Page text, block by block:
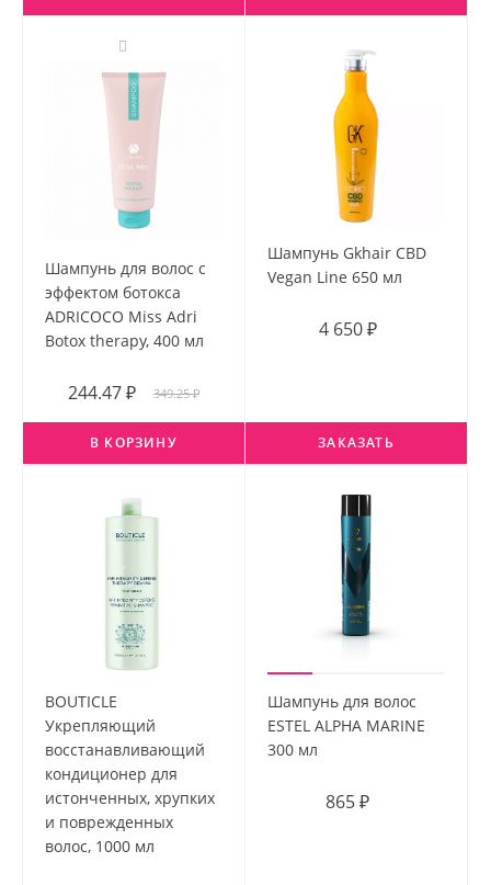
Шампунь для волос с
эффектом ботокса
ADRICOCO Miss Adri
Botox therapy, 400 мл
244.47 ₽ 349.25 ₽
В КОРЗИНУ
Шампунь Gkhair CBD
Vegan Line 650 мл
4 650 ₽
ЗАКАЗАТЬ
BOUTICLE
Укрепляющий
восстанавливающий
кондиционер для
истонченных, хрупких
и поврежденных
волос, 1000 мл
Шампунь для волос
ESTEL ALPHA MARINE
300 мл
865 ₽